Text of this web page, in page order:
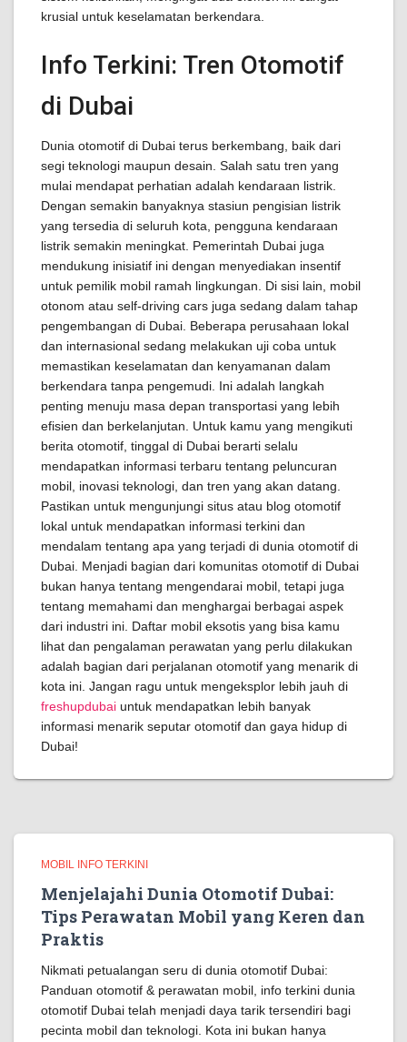
krusial untuk keselamatan berkendara.
Info Terkini: Tren Otomotif
di Dubai
Dunia otomotif di Dubai terus berkembang, baik dari
segi teknologi maupun desain. Salah satu tren yang
mulai mendapat perhatian adalah kendaraan listrik.
Dengan semakin banyaknya stasiun pengisian listrik
yang tersedia di seluruh kota, pengguna kendaraan
listrik semakin meningkat. Pemerintah Dubai juga
mendukung inisiatif ini dengan menyediakan insentif
untuk pemilik mobil ramah lingkungan. Di sisi lain, mobil
otonom atau self-driving cars juga sedang dalam tahap
pengembangan di Dubai. Beberapa perusahaan lokal
dan internasional sedang melakukan uji coba untuk
memastikan keselamatan dan kenyamanan dalam
berkendara tanpa pengemudi. Ini adalah langkah
penting menuju masa depan transportasi yang lebih
efisien dan berkelanjutan. Untuk kamu yang mengikuti
berita otomotif, tinggal di Dubai berarti selalu
mendapatkan informasi terbaru tentang peluncuran
mobil, inovasi teknologi, dan tren yang akan datang.
Pastikan untuk mengunjungi situs atau blog otomotif
lokal untuk mendapatkan informasi terkini dan
mendalam tentang apa yang terjadi di dunia otomotif di
Dubai. Menjadi bagian dari komunitas otomotif di Dubai
bukan hanya tentang mengendarai mobil, tetapi juga
tentang memahami dan menghargai berbagai aspek
dari industri ini. Daftar mobil eksotis yang bisa kamu
lihat dan pengalaman perawatan yang perlu dilakukan
adalah bagian dari perjalanan otomotif yang menarik di
kota ini. Jangan ragu untuk mengeksplor lebih jauh di
freshupdubai untuk mendapatkan lebih banyak
informasi menarik seputar otomotif dan gaya hidup di
Dubai!
MOBIL INFO TERKINI
Menjelajahi Dunia Otomotif Dubai:
Tips Perawatan Mobil yang Keren dan
Praktis
Nikmati petualangan seru di dunia otomotif Dubai:
Panduan otomotif & perawatan mobil, info terkini dunia
otomotif Dubai telah menjadi daya tarik tersendiri bagi
pecinta mobil dan teknologi. Kota ini bukan hanya